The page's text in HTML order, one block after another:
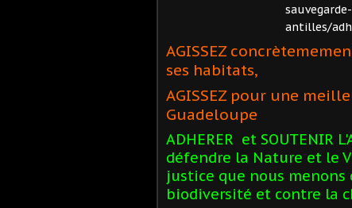
antilles/
AGISSEZ
ses habitats,
AGISSEZ pour une
Guadeloupe
ADHERER et SOUTENIR
défendre la Nature et le
justice que nous
biodiversité et contre la